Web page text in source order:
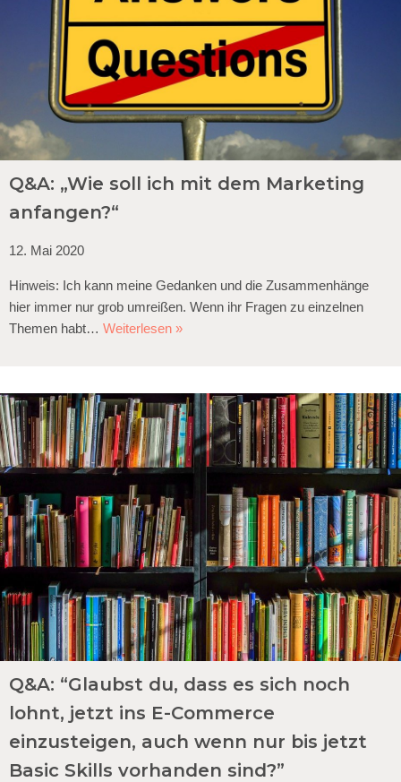
Q&A: „Wie soll ich mit dem Marketing
anfangen?“
12. Mai 2020
Hinweis: Ich kann meine Gedanken und die Zusammenhänge
hier immer nur grob umreißen. Wenn ihr Fragen zu einzelnen
Themen habt… Weiterlesen »
Q&A: “Glaubst du, dass es sich noch
lohnt, jetzt ins E-Commerce
einzusteigen, auch wenn nur bis jetzt
Basic Skills vorhanden sind?”